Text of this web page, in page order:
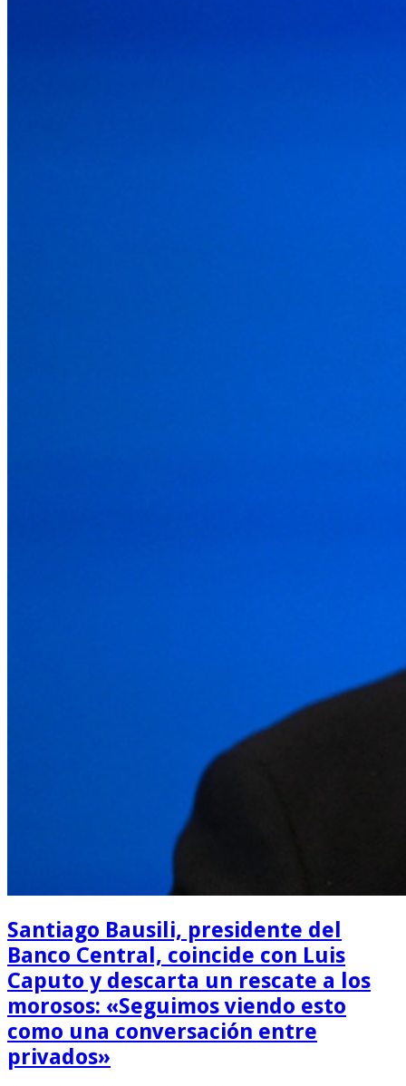
Santiago Bausili, presidente del
Banco Central, coincide con Luis
Caputo y descarta un rescate a los
morosos: «Seguimos viendo esto
como una conversación entre
privados»